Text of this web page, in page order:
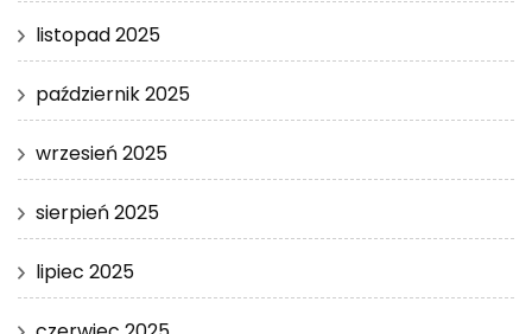
listopad 2025
październik 2025
wrzesień 2025
sierpień 2025
lipiec 2025